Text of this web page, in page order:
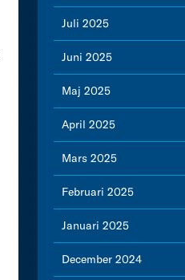
Juli 2025
Juni 2025
Maj 2025
April 2025
Mars 2025
Februari 2025
Januari 2025
December 2024